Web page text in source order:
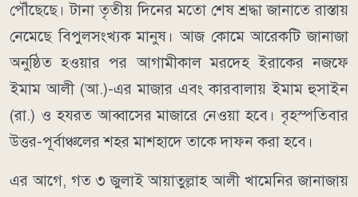
পৌঁছেছে। টানা তৃতীয় দিনের মতো শেষ শ্রদ্ধা জানাতে রাস্তায়
নেমেছে বিপুলসংখ্যক মানুষ। আজ কোমে আরেকটি জানাজা
অনুষ্ঠিত হওয়ার পর আগামীকাল মরদেহ ইরাকের নজফে
ইমাম আলী (আ.)-এর মাজার এবং কারবালায় ইমাম হুসাইন
(রা.) ও হযরত আব্বাসের মাজারে নেওয়া হবে। বৃহস্পতিবার
উত্তর-পূর্বাঞ্চলের শহর মাশহাদে তাকে দাফন করা হবে।
এর আগে, গত ৩ জুলাই আয়াতুল্লাহ আলী খামেনির জানাজায়